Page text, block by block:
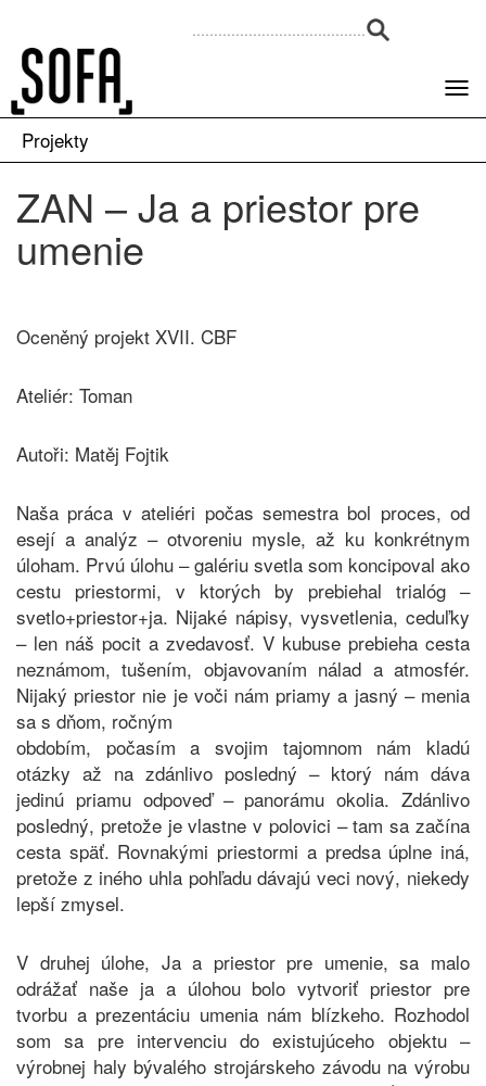
Projekty
ZAN – Ja a priestor pre
umenie
Oceněný projekt XVII. CBF
Ateliér: Toman
Autoři: Matěj Fojtik
Naša práca v ateliéri počas semestra bol proces, od
esejí a analýz – otvoreniu mysle, až ku konkrétnym
úloham. Prvú úlohu – galériu svetla som koncipoval ako
cestu priestormi, v ktorých by prebiehal trialóg –
svetlo+priestor+ja. Nijaké nápisy, vysvetlenia, ceduľky
– len náš pocit a zvedavosť. V kubuse prebieha cesta
neznámom, tušením, objavovaním nálad a atmosfér.
Nijaký priestor nie je voči nám priamy a jasný – menia
sa s dňom, ročným
obdobím, počasím a svojim tajomnom nám kladú
otázky až na zdánlivo posledný – ktorý nám dáva
jedinú priamu odpoveď – panorámu okolia. Zdánlivo
posledný, pretože je vlastne v polovici – tam sa začína
cesta späť. Rovnakými priestormi a predsa úplne iná,
pretože z iného uhla pohľadu dávajú veci nový, niekedy
lepší zmysel.
V druhej úlohe, Ja a priestor pre umenie, sa malo
odrážať naše ja a úlohou bolo vytvoriť priestor pre
tvorbu a prezentáciu umenia nám blízkeho. Rozhodol
som sa pre intervenciu do existujúceho objektu –
výrobnej haly bývalého strojárskeho závodu na výrobu